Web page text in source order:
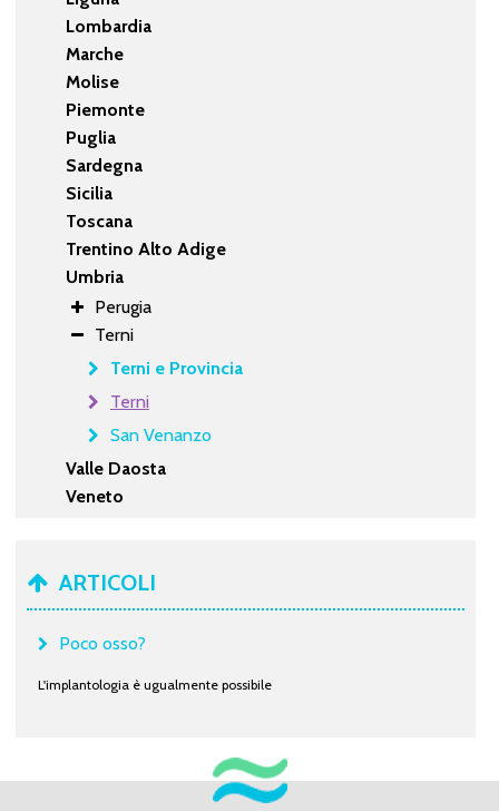
Lombardia
Marche
Molise
Piemonte
Puglia
Sardegna
Sicilia
Toscana
Trentino Alto Adige
Umbria
Perugia
Terni
Terni e Provincia
Terni
San Venanzo
Valle Daosta
Veneto
ARTICOLI
Poco osso?
L'implantologia è ugualmente possibile